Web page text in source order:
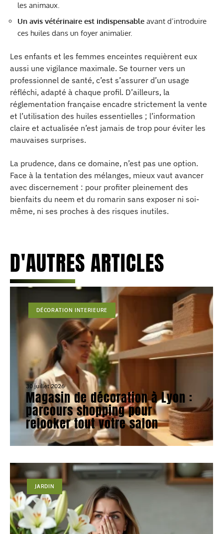
les animaux.
Un avis vétérinaire est indispensable avant d’introduire
ces huiles dans un foyer animalier.
Les enfants et les femmes enceintes requièrent eux
aussi une vigilance maximale. Se tourner vers un
professionnel de santé, c’est s’assurer d’un usage
réfléchi, adapté à chaque profil. D’ailleurs, la
réglementation française encadre strictement la vente
et l’utilisation des huiles essentielles ; l’information
claire et actualisée n’est jamais de trop pour éviter les
mauvaises surprises.
La prudence, dans ce domaine, n’est pas une option.
Face à la tentation des mélanges, mieux vaut avancer
avec discernement : pour profiter pleinement des
bienfaits du neem et du romarin sans exposer ni soi-
même, ni ses proches à des risques inutiles.
D'AUTRES ARTICLES
DÉCORATION INTERIEURE
30 juillet 2026
Magasin de décoration à Lyon :
parcours shopping pour
relooker tout votre salon
JARDIN